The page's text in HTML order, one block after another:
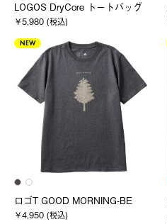
LOGOS DryCore トートバッグ
￥5,980 (税込)
NEW
ロゴT GOOD MORNING-BE
￥4,950 (税込)